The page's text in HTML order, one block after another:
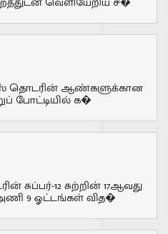
தொடரின் ஆண்களுக்கான
போட்டியில் க�
சுப்பர்-12 சுற்றின் 17ஆவது
9 ஓட்டங்கள் வித�